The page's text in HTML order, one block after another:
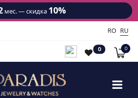
мес. — скидка 10%
RO RU
0 0